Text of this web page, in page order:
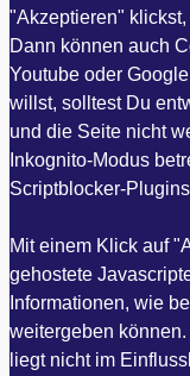
"Akzeptieren"
Dann können auch
Youtube oder
willst, solltest Du
und die Seite nicht
Inkognito-Modus
Scriptblocker-
Mit einem Klick auf
gehostete
Informationen, wie
weitergeben
liegt nicht im